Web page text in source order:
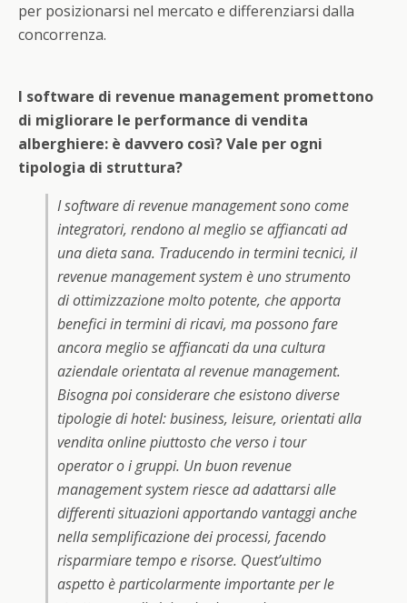
per posizionarsi nel mercato e differenziarsi dalla
concorrenza.
I software di revenue management promettono
di migliorare le performance di vendita
alberghiere: è davvero così? Vale per ogni
tipologia di struttura?
I software di revenue management sono come
integratori, rendono al meglio se affiancati ad
una dieta sana. Traducendo in termini tecnici, il
revenue management system è uno strumento
di ottimizzazione molto potente, che apporta
benefici in termini di ricavi, ma possono fare
ancora meglio se affiancati da una cultura
aziendale orientata al revenue management.
Bisogna poi considerare che esistono diverse
tipologie di hotel: business, leisure, orientati alla
vendita online piuttosto che verso i tour
operator o i gruppi. Un buon revenue
management system riesce ad adattarsi alle
differenti situazioni apportando vantaggi anche
nella semplificazione dei processi, facendo
risparmiare tempo e risorse. Quest’ultimo
aspetto è particolarmente importante per le